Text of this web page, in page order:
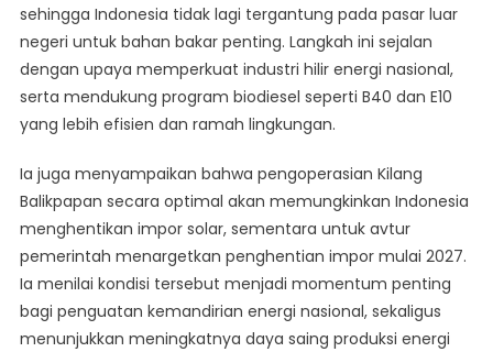
sehingga Indonesia tidak lagi tergantung pada pasar luar
negeri untuk bahan bakar penting. Langkah ini sejalan
dengan upaya memperkuat industri hilir energi nasional,
serta mendukung program biodiesel seperti B40 dan E10
yang lebih efisien dan ramah lingkungan.
Ia juga menyampaikan bahwa pengoperasian Kilang
Balikpapan secara optimal akan memungkinkan Indonesia
menghentikan impor solar, sementara untuk avtur
pemerintah menargetkan penghentian impor mulai 2027.
Ia menilai kondisi tersebut menjadi momentum penting
bagi penguatan kemandirian energi nasional, sekaligus
menunjukkan meningkatnya daya saing produksi energi